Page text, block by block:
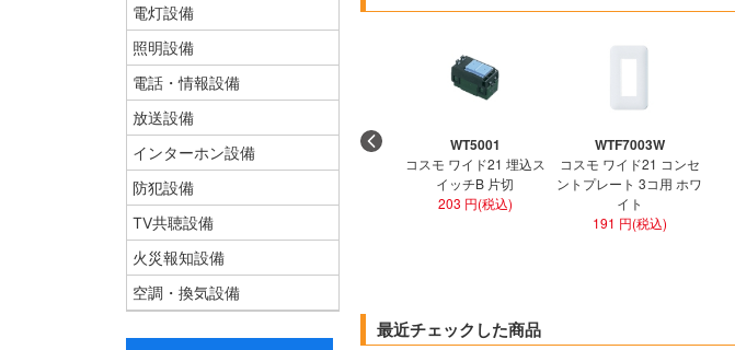
WT5001
コスモ ワイド21 埋込ス
イッチB 片切
203 円(税込)
WTF7003W
コスモ ワイド21 コンセ
ントプレート 3コ用 ホワ
イト
191 円(税込)
最近チェックした商品
電灯設備
照明設備
電話・情報設備
放送設備
インターホン設備
防犯設備
TV共聴設備
火災報知設備
空調・換気設備